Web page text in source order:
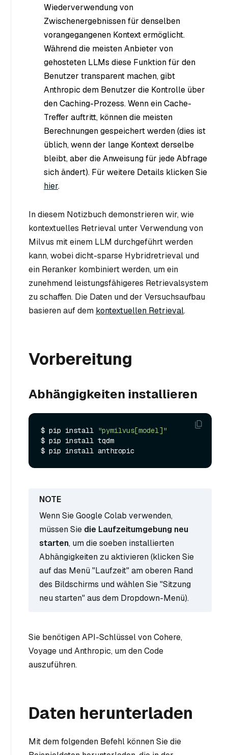
Wiederverwendung von
Zwischenergebnissen für denselben
vorangegangenen Kontext ermöglicht.
Während die meisten Anbieter von
gehosteten LLMs diese Funktion für den
Benutzer transparent machen, gibt
Anthropic dem Benutzer die Kontrolle über
den Caching-Prozess. Wenn ein Cache-
Treffer auftritt, können die meisten
Berechnungen gespeichert werden (dies ist
üblich, wenn der lange Kontext derselbe
bleibt, aber die Anweisung für jede Abfrage
sich ändert). Für weitere Details klicken Sie
hier.
In diesem Notizbuch demonstrieren wir, wie
kontextuelles Retrieval unter Verwendung von
Milvus mit einem LLM durchgeführt werden
kann, wobei dicht-sparse Hybridretrieval und
ein Reranker kombiniert werden, um ein
zunehmend leistungsfähigeres Retrievalsystem
zu schaffen. Die Daten und der Versuchsaufbau
basieren auf dem kontextuellen Retrieval.
Vorbereitung
Abhängigkeiten installieren
$ pip install "pymilvus[model]"
$ pip install tqdm
Wenn Sie Google Colab verwenden,
müssen Sie die Laufzeitumgebung neu
starten, um die soeben installierten
Abhängigkeiten zu aktivieren (klicken Sie
auf das Menü "Laufzeit" am oberen Rand
des Bildschirms und wählen Sie "Sitzung
neu starten" aus dem Dropdown-Menü).
Sie benötigen API-Schlüssel von Cohere,
Voyage und Anthropic, um den Code
auszuführen.
Daten herunterladen
Mit dem folgenden Befehl können Sie die